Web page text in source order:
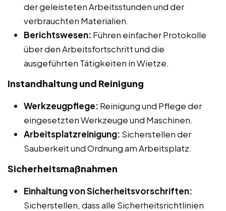
der geleisteten Arbeitsstunden und der
verbrauchten Materialien.
Berichtswesen: Führen einfacher Protokolle
über den Arbeitsfortschritt und die
ausgeführten Tätigkeiten in Wietze.
Instandhaltung und Reinigung
Werkzeugpflege: Reinigung und Pflege der
eingesetzten Werkzeuge und Maschinen.
Arbeitsplatzreinigung: Sicherstellen der
Sauberkeit und Ordnung am Arbeitsplatz.
Sicherheitsmaßnahmen
Einhaltung von Sicherheitsvorschriften:
Sicherstellen, dass alle Sicherheitsrichtlinien